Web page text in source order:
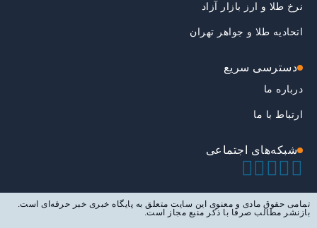
نرخ طلا و ارز بازار آزاد
اتحادیه طلا و جواهر تهران
دسترسی سریع
درباره ما
ارتباط با ما
شبکه‌های اجتماعی
تمامی حقوق مادی و معنوی این سایت متعلق به پایگاه خبری خبر حرفه‌ای است.
بازنشر مطالب صرفا با ذکر منبع مجاز است.